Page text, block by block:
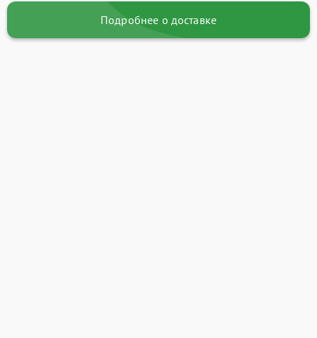
Подробнее о доставке